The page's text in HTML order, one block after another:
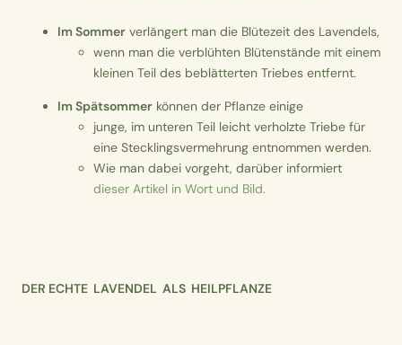
Im Sommer verlängert man die Blütezeit des Lavendels,
wenn man die verblühten Blütenstände mit einem
kleinen Teil des beblätterten Triebes entfernt.
Im Spätsommer können der Pflanze einige
junge, im unteren Teil leicht verholzte Triebe für
eine Stecklingsvermehrung entnommen werden.
Wie man dabei vorgeht, darüber informiert
dieser Artikel in Wort und Bild.
DER ECHTE LAVENDEL ALS HEILPFLANZE